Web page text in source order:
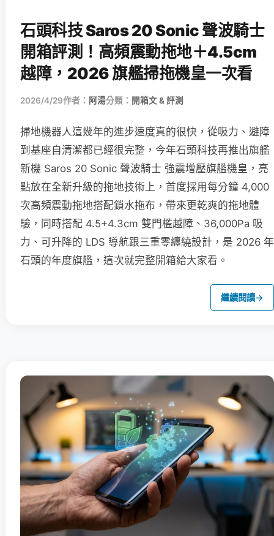
石頭科技 Saros 20 Sonic 聲波騎士
開箱評測！高頻震動拖地＋4.5cm
越障，2026 旗艦掃拖機皇一次看
2026/4/29作者： 阿湯分類： 開箱文 & 評測
掃地機器人這幾年的進步速度真的很快，從吸力、避障
到基座自清潔都已經很完整，今年石頭科技再推出旗艦
新機 Saros 20 Sonic 聲波騎士 強震增壓旗艦機皇，亮
點放在全新升級的拖地技術上，首度採用每分鐘 4,000
次高頻震動拖地搭配鎖水拖布，帶來更乾爽的拖地體
驗，同時搭配 4.5+4.3cm 雙門檻越障、36,000Pa 吸
力、可升降的 LDS 導航跟三重零纏繞設計，是 2026 年
石頭的年度旗艦，這次就完整開箱給大家看。
繼續閱讀→